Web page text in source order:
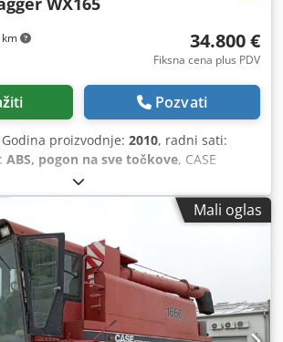
34.800 €
Fiksna cena plus PDV
Pozvati
Godina proizvodnje: 2010, radni sati:
ABS, pogon na sve točkove, CASE
Afezripcjvjk Tip: WX165 (Hidraulični
odobrenja: N211 Proizvođač motora:
105 kW Radni sati: 7940 h Dozvoljena
kg Dužina za transport: 8,19 m Širina
m Visina za transport: 2,89 m Boja: Žuta
- Ravnalica - Kamera Rado ćemo
i u oblasti finansiranja/lizinga, uz
Sve informacije su bez garancije.
i mogućim promenama.
Mali oglas